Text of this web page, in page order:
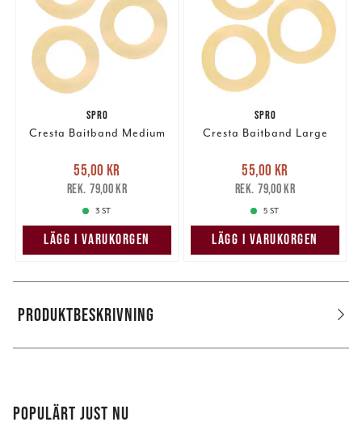
SPRO
Cresta Baitband Medium
Nuvarande pris
55,00 krTidigare pris
79,00 kr
55,00 kr
79,00 kr
3 ST
LÄGG I VARUKORGEN
SPRO
Cresta Baitband Large
Nuvarande pris
55,00 krTidigare pris
79,00 kr
55,00 kr
79,00 kr
5 ST
LÄGG I VARUKORGEN
PRODUKTBESKRIVNING
POPULÄRT JUST NU